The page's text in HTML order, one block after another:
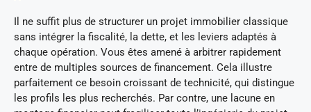
Il ne suffit plus de structurer un projet immobilier classique
sans intégrer la fiscalité, la dette, et les leviers adaptés à
chaque opération. Vous êtes amené à arbitrer rapidement
entre de multiples sources de financement. Cela illustre
parfaitement ce besoin croissant de technicité, qui distingue
les profils les plus recherchés. Par contre, une lacune en